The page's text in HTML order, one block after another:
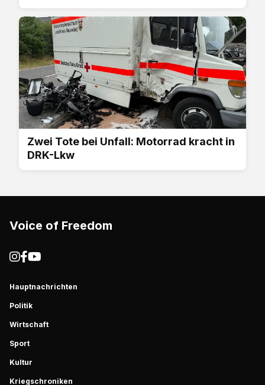
Zwei Tote bei Unfall: Motorrad kracht in
DRK-Lkw
Voice of Freedom
Hauptnachrichten
Politik
Wirtschaft
Sport
Kultur
Kriegschroniken